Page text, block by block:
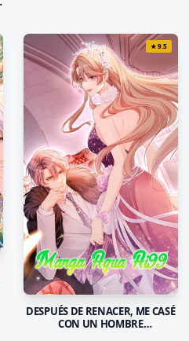
★9.5
DESPUÉS DE RENACER, ME CASÉ
CON UN HOMBRE